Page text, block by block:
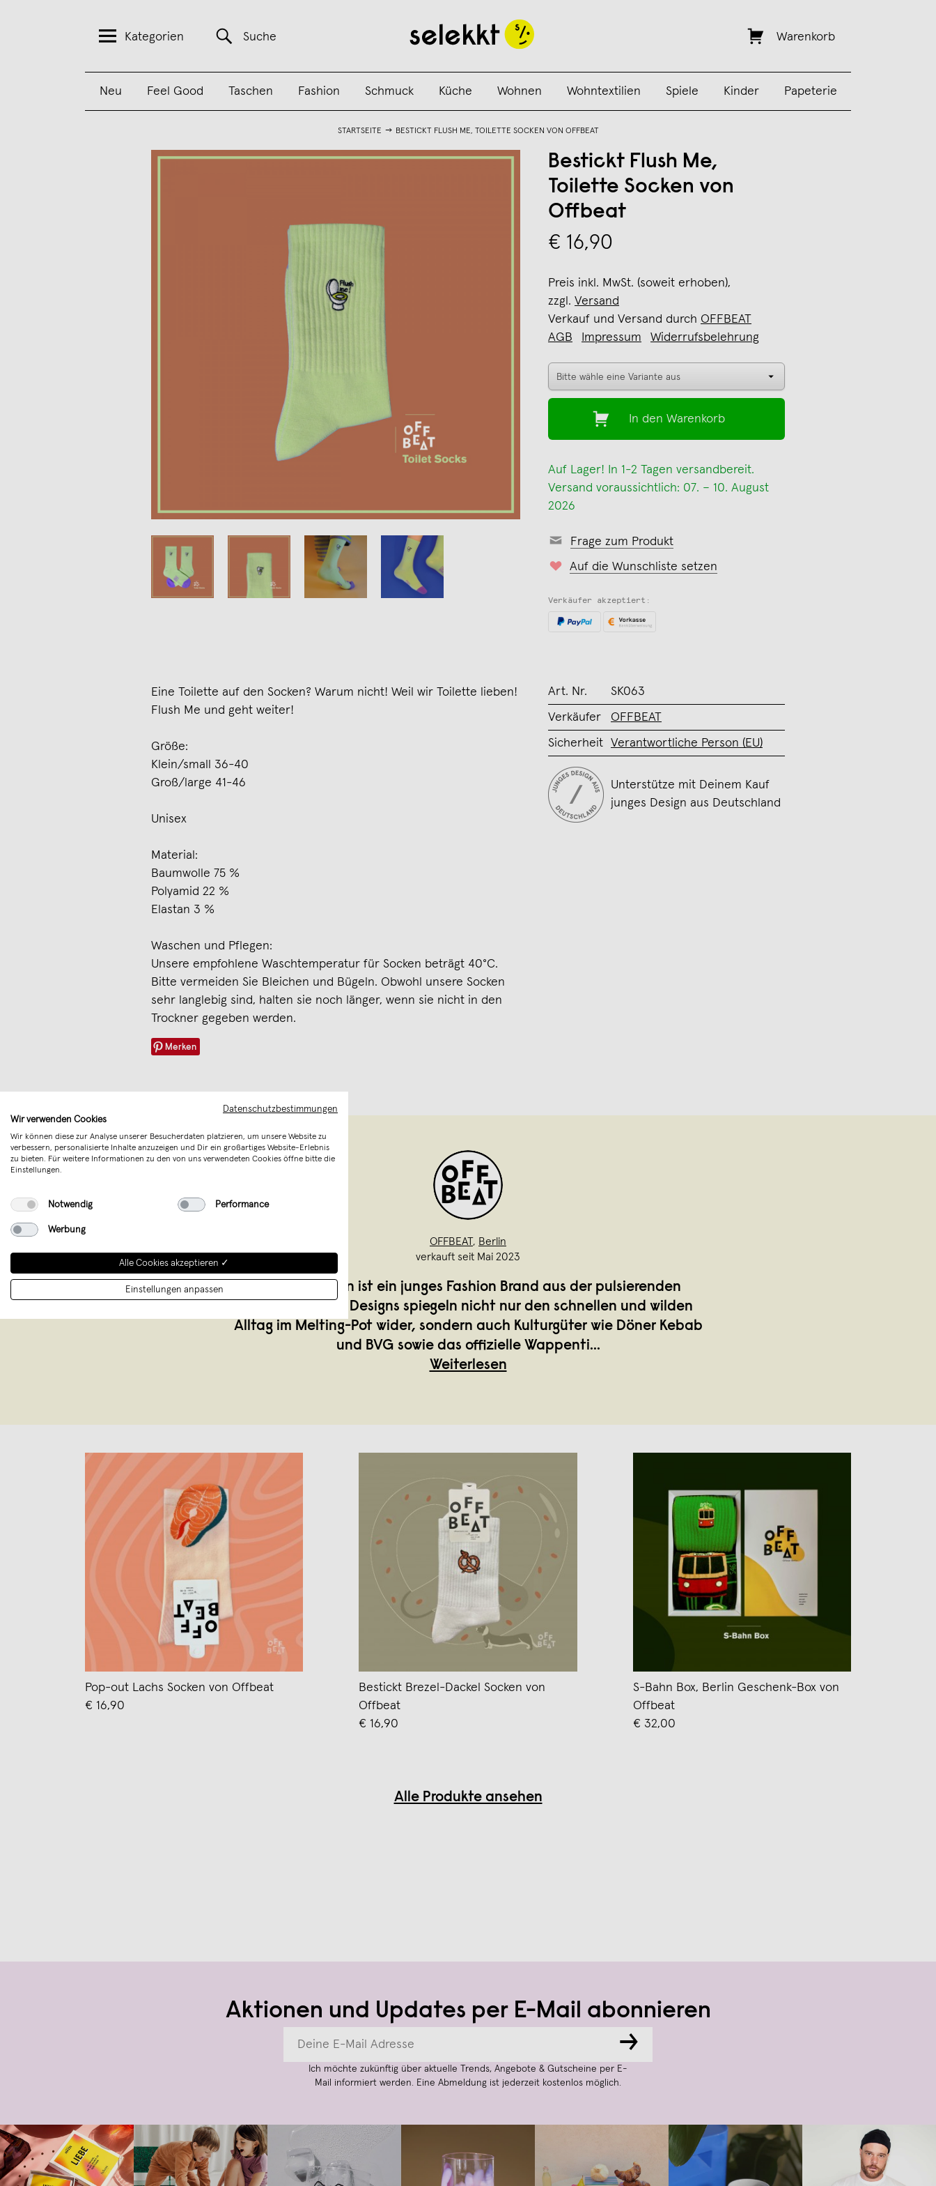
Kategorien Suche Warenkorb
Neu Feel Good Taschen Fashion Schmuck Küche Wohnen Wohntextilien Spiele Kinder Papeterie
STARTSEITE BESTICKT FLUSH ME, TOILETTE SOCKEN VON OFFBEAT
Bestickt Flush Me,
Toilette Socken von
Offbeat
€ 16,90
Preis inkl. MwSt. (soweit erhoben),
zzgl. Versand
Verkauf und Versand durch OFFBEAT
AGB
Impressum Widerrufsbelehrung
In den Warenkorb
Auf Lager! In 1-2 Tagen versandbereit.
Versand voraussichtlich: 07. – 10. August
2026
Frage zum Produkt
Auf die Wunschliste setzen
Verkäufer akzeptiert:
Eine Toilette auf den Socken? Warum nicht! Weil wir Toilette lieben!
Flush Me und geht weiter!
Größe:
Klein/small 36-40
Groß/large 41-46
Unisex
Material:
Baumwolle 75 %
Polyamid 22 %
Elastan 3 %
Waschen und Pflegen:
Unsere empfohlene Waschtemperatur für Socken beträgt 40°C.
Bitte vermeiden Sie Bleichen und Bügeln. Obwohl unsere Socken
sehr langlebig sind, halten sie noch länger, wenn sie nicht in den
Trockner gegeben werden.
Merken
Art. Nr. SK063
Verkäufer OFFBEAT
Sicherheit Verantwortliche Person (EU)
Unterstütze mit Deinem Kauf
junges Design aus Deutschland
OFFBEAT, Berlin
verkauft seit Mai 2023
OFFBEAT Berlin ist ein junges Fashion Brand aus der pulsierenden
Hauptstadt. Die Designs spiegeln nicht nur den schnellen und wilden
Alltag im Melting-Pot wider, sondern auch Kulturgüter wie Döner Kebab
und BVG sowie das offizielle Wappenti...
Weiterlesen
Pop-out Lachs Socken von Offbeat
€ 16,90
Bestickt Brezel-Dackel Socken von
Offbeat
€ 16,90
S-Bahn Box, Berlin Geschenk-Box von
Offbeat
€ 32,00
Alle Produkte ansehen
Aktionen und Updates per E-Mail abonnieren
→
Ich möchte zukünftig über aktuelle Trends, Angebote & Gutscheine per E-
Mail informiert werden. Eine Abmeldung ist jederzeit kostenlos möglich.
Datenschutzbestimmungen
Wir verwenden Cookies
Wir können diese zur Analyse unserer Besucherdaten platzieren, um unsere Website zu
verbessern, personalisierte Inhalte anzuzeigen und Dir ein großartiges Website-Erlebnis
zu bieten. Für weitere Informationen zu den von uns verwendeten Cookies öffne bitte die
Einstellungen.
Notwendig Performance
Werbung
Alle Cookies akzeptieren ✓
Einstellungen anpassen